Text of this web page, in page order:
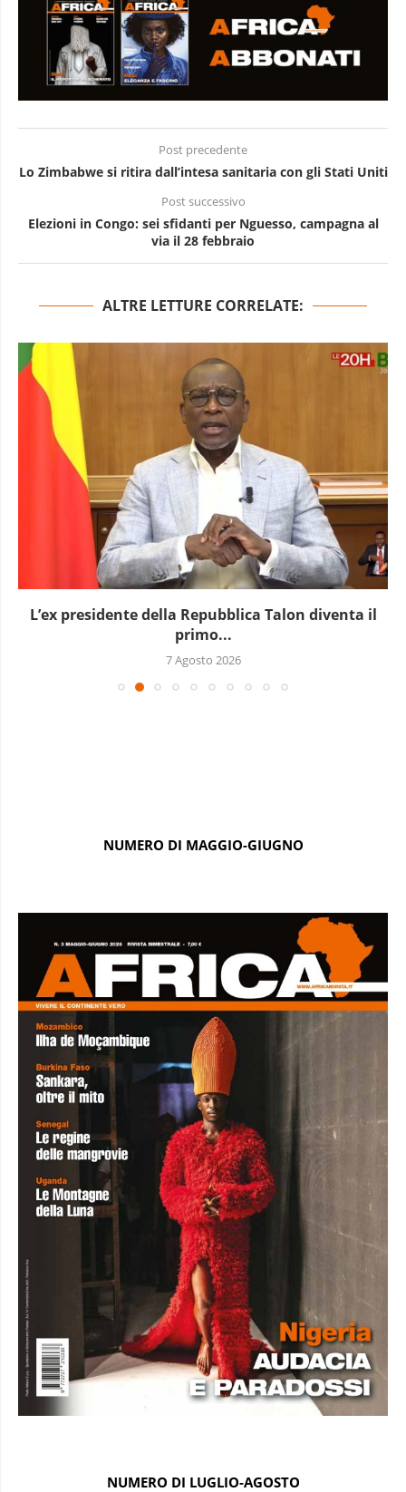
Post precedente
Lo Zimbabwe si ritira dall’intesa sanitaria con gli Stati Uniti
Post successivo
Elezioni in Congo: sei sfidanti per Nguesso, campagna al
via il 28 febbraio
ALTRE LETTURE CORRELATE:
L’Uganda ha approvato l’invio di truppe a Gaza
7 Agosto 2026